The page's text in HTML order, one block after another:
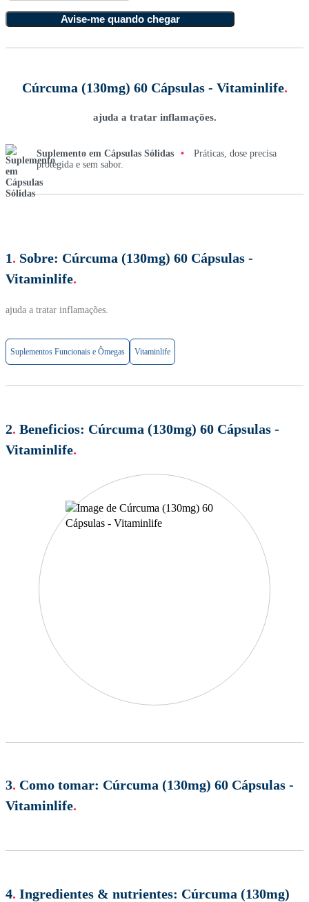
Avise-me quando chegar
Cúrcuma (130mg) 60 Cápsulas - Vitaminlife.
ajuda a tratar inflamações.
Suplemento em Cápsulas Sólidas •
Práticas, dose precisa
protegida e sem sabor.
1. Sobre: Cúrcuma (130mg) 60 Cápsulas -
Vitaminlife.
ajuda a tratar inflamações.
Suplementos Funcionais e Ômegas Vitaminlife
2. Beneficios: Cúrcuma (130mg) 60 Cápsulas -
Vitaminlife.
3. Como tomar: Cúrcuma (130mg) 60 Cápsulas -
Vitaminlife.
4. Ingredientes & nutrientes: Cúrcuma (130mg)